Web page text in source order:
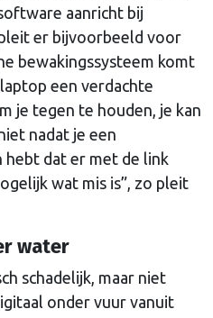
aanricht bij
er bijvoorbeeld voor
bewakingssysteem komt
een verdachte
je tegen te houden, je kan
nadat je een
hebt dat er met de link
wat mis is”, zo pleit
water
schadelijk, maar niet
onder vuur vanuit